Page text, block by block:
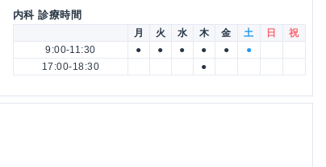
内科 診療時間
月 火 水 木 金 土 日
祝
9:00-11:30
● ● ● ● ●
●
17:00-18:30
●